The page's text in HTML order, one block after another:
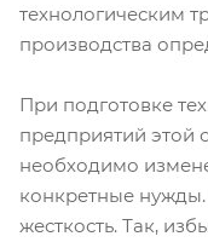
технологическим
производства
При подготовке
предприятий этой
необходимо
конкретные
жесткость. Так,